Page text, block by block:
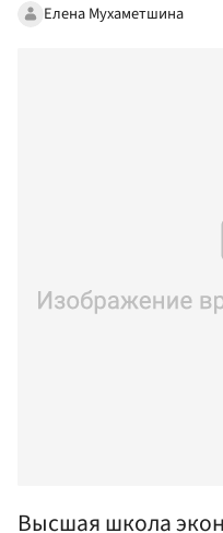
Елена Мухаметшина
Высшая школа